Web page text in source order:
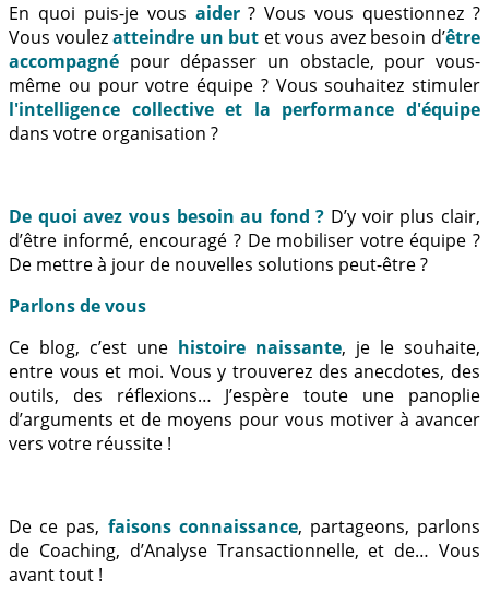
En quoi puis-je vous aider? Vous vous questionnez ?
Vous voulezatteindre un but et vous avez besoin d’être
accompagné pour dépasser un obstacle, pour vous-
même ou pour votre équipe ? Vous souhaitez stimuler
l'intelligence collective et la performance d'équipe
dans votre organisation ?
De quoi avez vous besoin au fond ? D’y voir plus clair,
d’être informé, encouragé ? De mobiliser votre équipe ?
De mettre à jour de nouvelles solutions peut-être ?
Parlons de vous
Ce blog, c’est une histoire naissante, je le souhaite,
entre vous et moi. Vous y trouverez des anecdotes, des
outils, des réflexions… J’espère toute une panoplie
d’arguments et de moyens pour vous motiver à avancer
vers votre réussite !
De ce pas, faisons connaissance, partageons, parlons
de Coaching, d’Analyse Transactionnelle, et de… Vous
avant tout !